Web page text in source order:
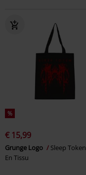
%
€ 15,99
Grunge Logo Sleep Token
En Tissu